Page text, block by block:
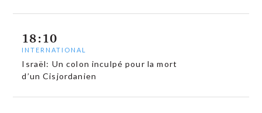
18:10
INTERNATIONAL
Israël: Un colon inculpé pour la mort
d’un Cisjordanien